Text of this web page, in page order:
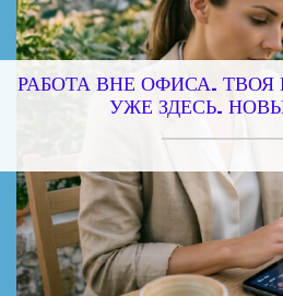
РАБОТА ВНЕ ОФИСА.
УЖЕ ЗДЕСЬ.